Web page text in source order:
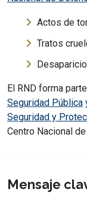
Actos de
Tratos
El RND forma
Seguridad Pública
Seguridad y
Centro Nacional
Mensaje